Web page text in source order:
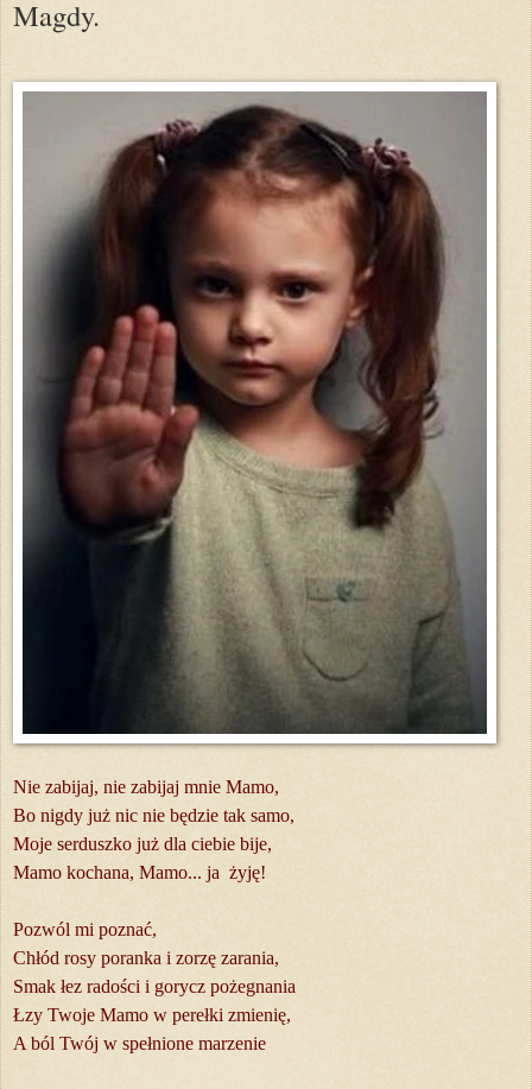
Magdy.
Nie zabijaj, nie zabijaj mnie Mamo,
Bo nigdy już nic nie będzie tak samo,
Moje serduszko już dla ciebie bije,
Mamo kochana, Mamo... ja żyję!
Pozwól mi poznać,
Chłód rosy poranka i zorzę zarania,
Smak łez radości i gorycz pożegnania
Łzy Twoje Mamo w perełki zmienię,
A ból Twój w spełnione marzenie